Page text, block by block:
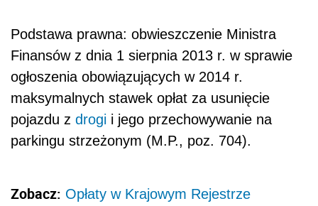
Podstawa prawna: obwieszczenie Ministra
Finansów z dnia 1 sierpnia 2013 r. w sprawie
ogłoszenia obowiązujących w 2014 r.
maksymalnych stawek opłat za usunięcie
pojazdu z drogi i jego przechowywanie na
parkingu strzeżonym (M.P., poz. 704).
Zobacz: Opłaty w Krajowym Rejestrze